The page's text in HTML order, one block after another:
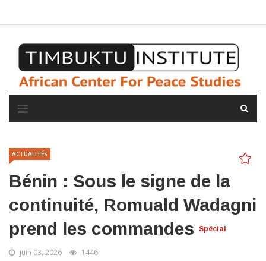
ACTUALITÉS
Bénin : Sous le signe de la
continuité, Romuald Wadagni
prend les commandes
Spécial
juin 03, 2026
1446